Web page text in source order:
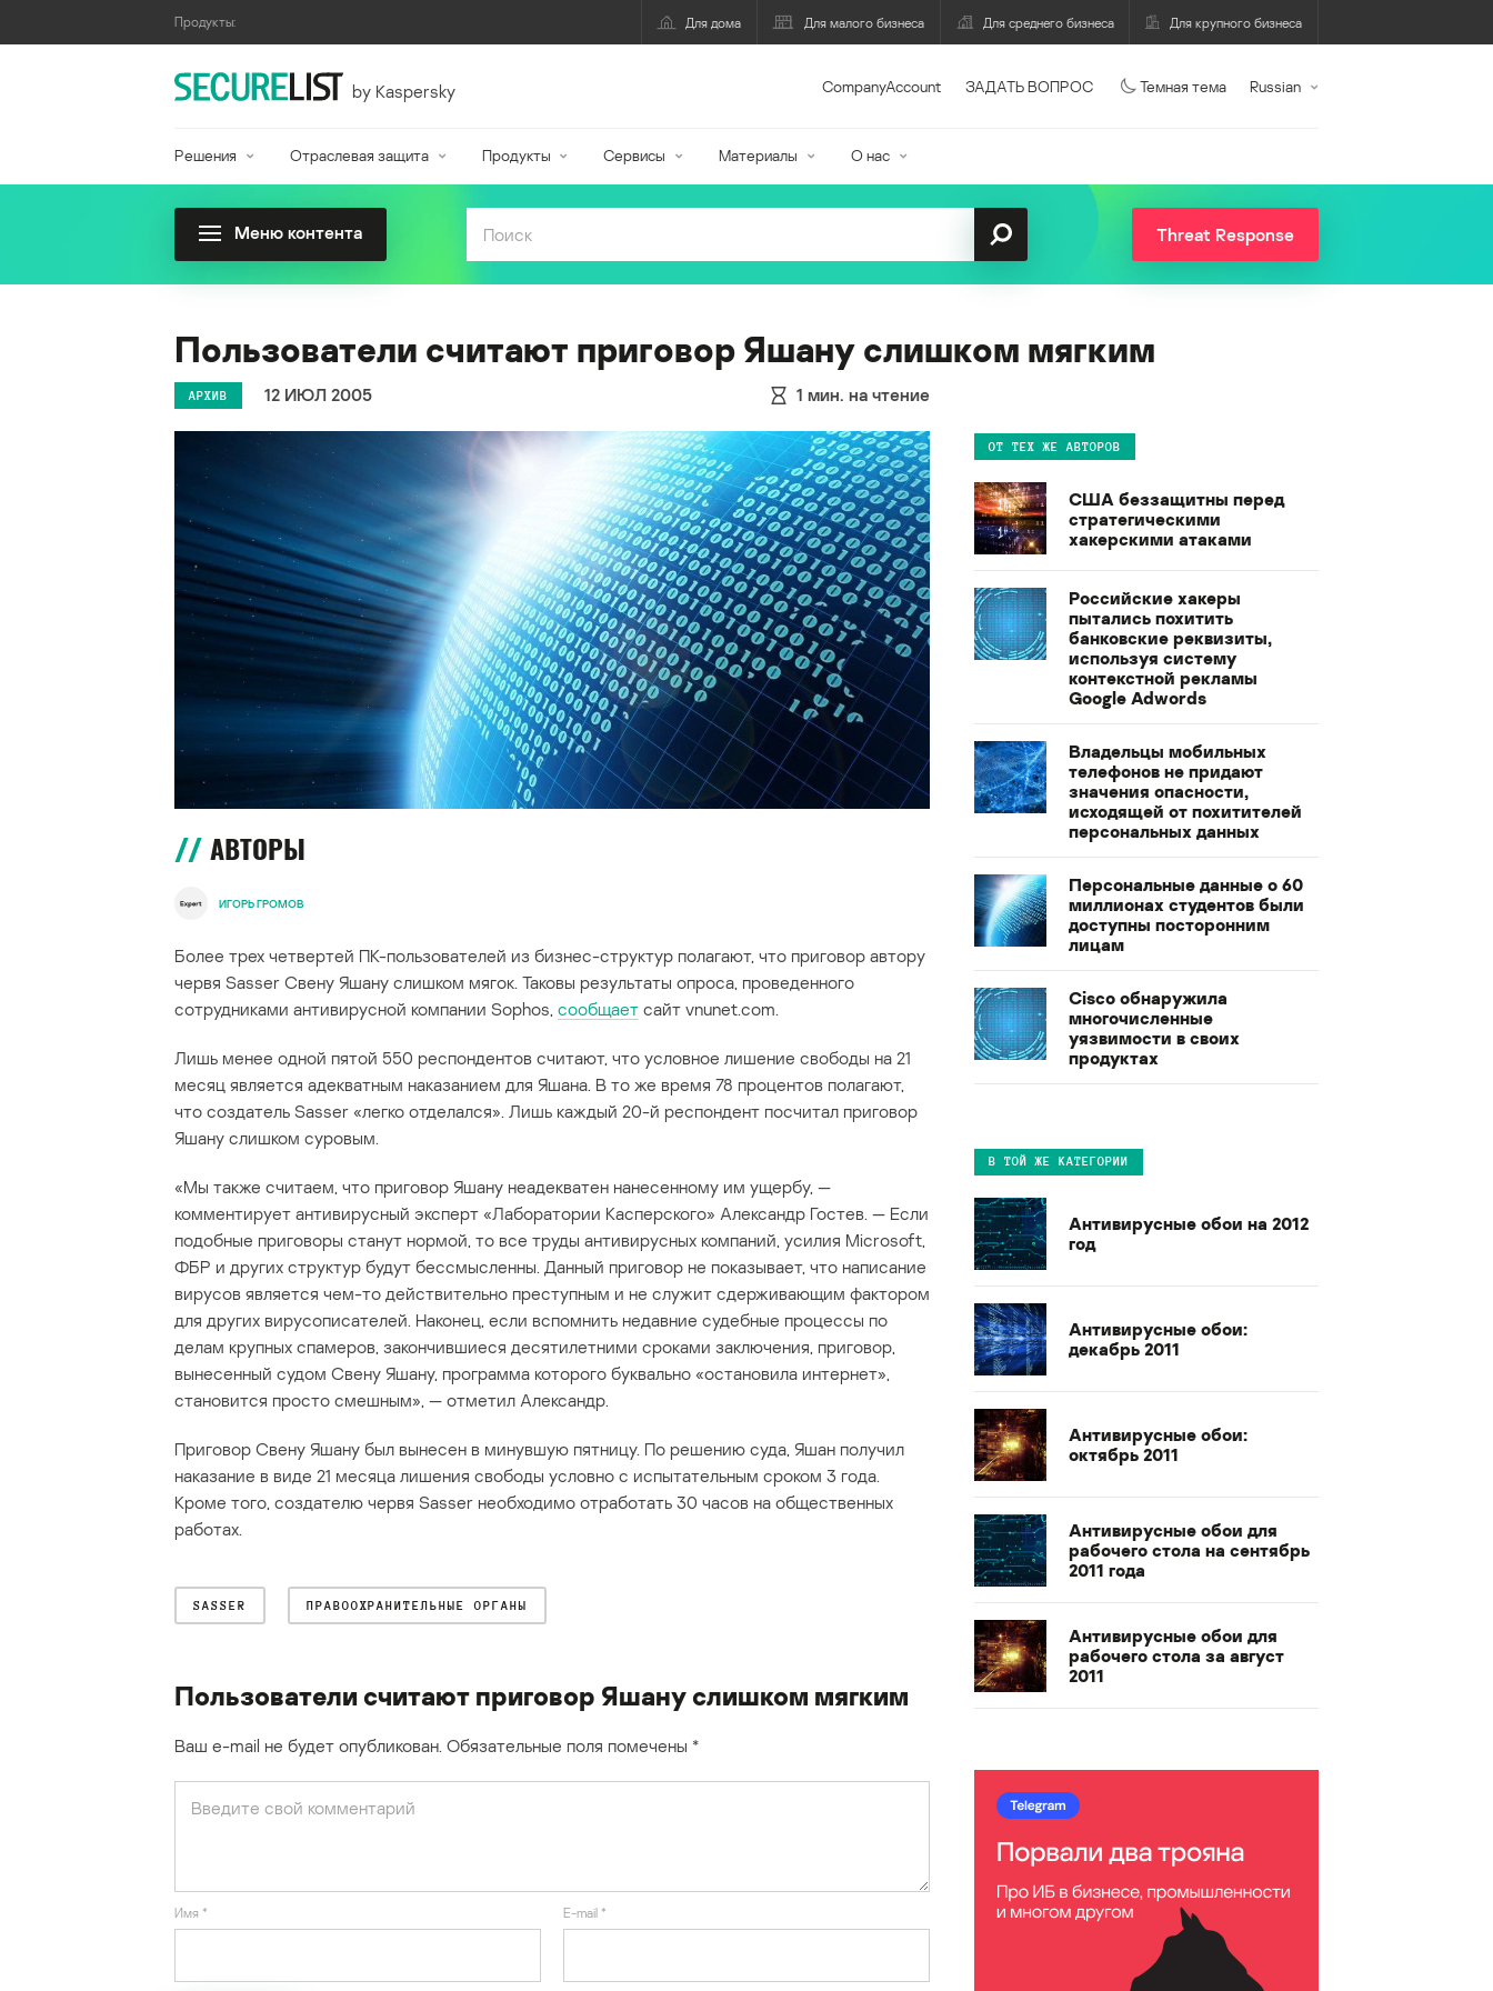
Продукты: Для дома Для малого бизнеса Для среднего бизнеса Для крупного бизнеса
by Kaspersky CompanyAccount ЗАДАТЬ ВОПРОС Темная тема Russian
Решения Отраслевая защита Продукты Сервисы Материалы О нас
Меню контента Threat Response
Пользователи считают приговор Яшану слишком мягким
АРХИВ 12 ИЮЛ 2005 1 мин. на чтение
АВТОРЫ
ИГОРЬ ГРОМОВ
Более трех четвертей ПК-пользователей из бизнес-структур полагают, что приговор автору
червя Sasser Свену Яшану слишком мягок. Таковы результаты опроса, проведенного
сотрудниками антивирусной компании Sophos, сообщает сайт vnunet.com.
Лишь менее одной пятой 550 респондентов считают, что условное лишение свободы на 21
месяц является адекватным наказанием для Яшана. В то же время 78 процентов полагают,
что создатель Sasser «легко отделался». Лишь каждый 20-й респондент посчитал приговор
Яшану слишком суровым.
«Мы также считаем, что приговор Яшану неадекватен нанесенному им ущербу, —
комментирует антивирусный эксперт «Лаборатории Касперского» Александр Гостев. — Если
подобные приговоры станут нормой, то все труды антивирусных компаний, усилия Microsoft,
ФБР и других структур будут бессмысленны. Данный приговор не показывает, что написание
вирусов является чем-то действительно преступным и не служит сдерживающим фактором
для других вирусописателей. Наконец, если вспомнить недавние судебные процессы по
делам крупных спамеров, закончившиеся десятилетними сроками заключения, приговор,
вынесенный судом Свену Яшану, программа которого буквально «остановила интернет»,
становится просто смешным», — отметил Александр.
Приговор Свену Яшану был вынесен в минувшую пятницу. По решению суда, Яшан получил
наказание в виде 21 месяца лишения свободы условно с испытательным сроком 3 года.
Кроме того, создателю червя Sasser необходимо отработать 30 часов на общественных
работах.
SASSER ПРАВООХРАНИТЕЛЬНЫЕ ОРГАНЫ
Пользователи считают приговор Яшану слишком мягким
Ваш e-mail не будет опубликован. Обязательные поля помечены *
Имя * E-mail *
ОТ ТЕХ ЖЕ АВТОРОВ
США беззащитны перед
стратегическими
хакерскими атаками
Российские хакеры
пытались похитить
банковские реквизиты,
используя систему
контекстной рекламы
Google Adwords
Владельцы мобильных
телефонов не придают
значения опасности,
исходящей от похитителей
персональных данных
Персональные данные о 60
миллионах студентов были
доступны посторонним
лицам
Cisco обнаружила
многочисленные
уязвимости в своих
продуктах
В ТОЙ ЖЕ КАТЕГОРИИ
Антивирусные обои на 2012
год
Антивирусные обои:
декабрь 2011
Антивирусные обои:
октябрь 2011
Антивирусные обои для
рабочего стола на сентябрь
2011 года
Антивирусные обои для
рабочего стола за август
2011